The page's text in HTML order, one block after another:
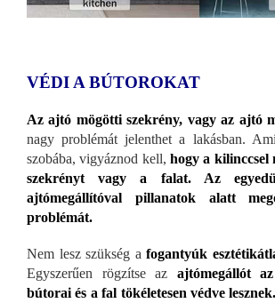
VÉDI A BÚTOROKAT
Az ajtó mögötti szekrény, vagy az ajtó
nagy problémát jelenthet a lakásban.
szobába, vigyáznod kell, hogy a kilinccsel
szekrényt vagy a falat. Az
ajtómegállítóval pillanatok alatt
problémát.
Nem lesz szükség a fogantyúk
Egyszerűen rögzítse az ajtómegállót
bútorai és a fal tökéletesen védve lesznek.